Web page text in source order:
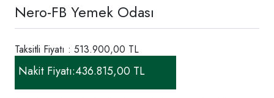
Nero-FB Yemek Odası
Taksitli Fiyatı : 513.900,00 TL
Nakit Fiyatı:436.815,00 TL